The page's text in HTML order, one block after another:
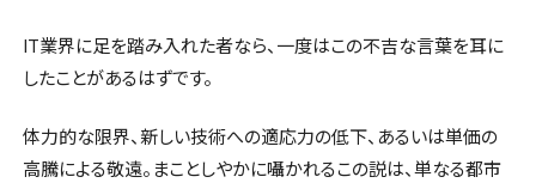
IT業界に足を踏み入れた者なら、一度はこの不吉な言葉を耳に
したことがあるはずです。
体力的な限界、新しい技術への適応力の低下、あるいは単価の
高騰による敬遠。まことしやかに囁かれるこの説は、単なる都市